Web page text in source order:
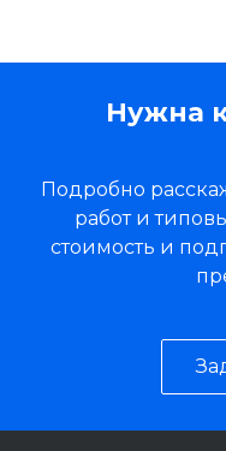
Нужна
Подробно
работ и
стоимость и